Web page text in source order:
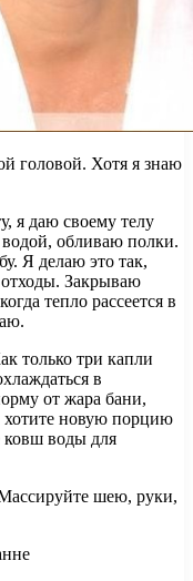
головой. Хотя я знаю
я даю своему телу
обливаю полки.
Я делаю это так,
Закрываю
тепло рассеется в
только три капли
в
от жара бани,
хотите новую порцию
ковш воды для
шею, руки,